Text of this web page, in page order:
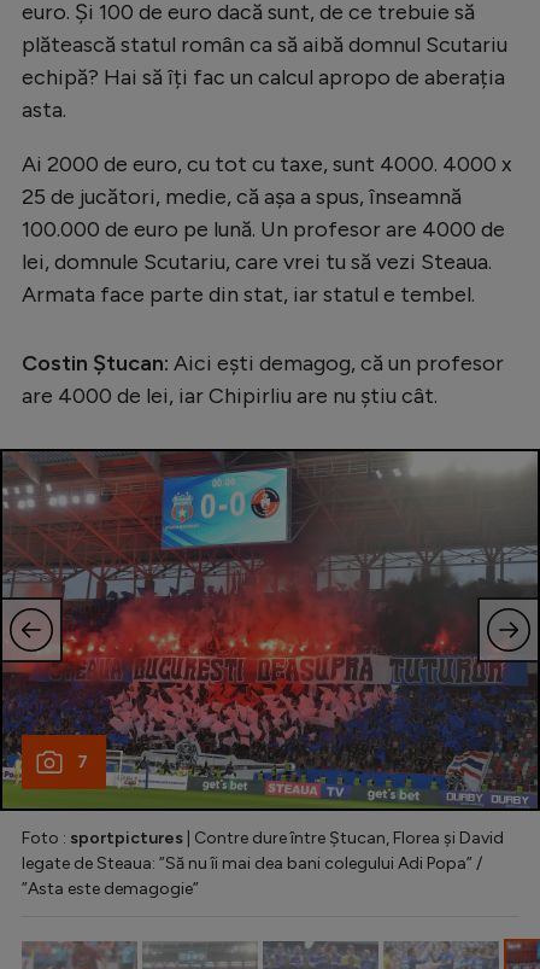
Intră în cont
Creează cont
euro. Și 100 de euro dacă sunt, de ce trebuie să
plătească statul român ca să aibă domnul Scutariu
echipă? Hai să îți fac un calcul apropo de aberația
asta.
Ai 2000 de euro, cu tot cu taxe, sunt 4000. 4000 x
25 de jucători, medie, că așa a spus, înseamnă
100.000 de euro pe lună. Un profesor are 4000 de
lei, domnule Scutariu, care vrei tu să vezi Steaua.
Armata face parte din stat, iar statul e tembel.
Costin Ștucan: Aici ești demagog, că un profesor
are 4000 de lei, iar Chipirliu are nu știu cât.
7
Foto : sportpictures | Contre dure între Ștucan, Florea și David
legate de Steaua: ”Să nu îi mai dea bani colegului Adi Popa” /
”Asta este demagogie”